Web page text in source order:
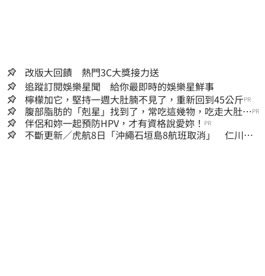
改版大回饋 熱門3C大獎接力送
追蹤訂閱娛樂星聞 給你最即時的娛樂星鮮事
檸檬加它，堅持一週大肚腩不見了，重新回到45公斤PR
腹部脂肪的「剋星」找到了，常吃這幾物，吃走大肚
囊，瘦出小蠻腰
PR
伴侶和妳一起預防HPV，才有資格說愛妳！ PR
不斷更新／虎航8日「沖繩石垣島8航班取消」 仁川返